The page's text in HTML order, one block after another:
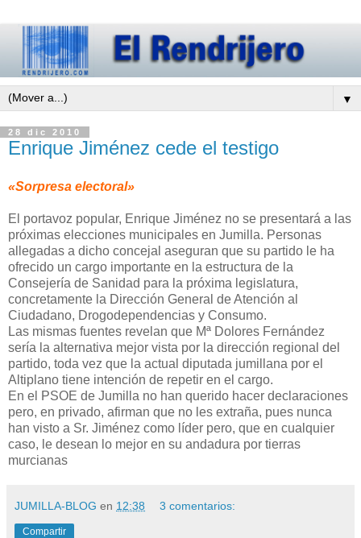
▼
28 dic 2010
Enrique Jiménez cede el testigo
«Sorpresa electoral»
El portavoz popular, Enrique Jiménez no se presentará a las
próximas elecciones municipales en Jumilla. Personas
allegadas a dicho concejal aseguran que su partido le ha
ofrecido un cargo importante en la estructura de la
Consejería de Sanidad para la próxima legislatura,
concretamente la Dirección General de Atención al
Ciudadano, Drogodependencias y Consumo.
Las mismas fuentes revelan que Mª Dolores Fernández
sería la alternativa mejor vista por la dirección regional del
partido, toda vez que la actual diputada jumillana por el
Altiplano tiene intención de repetir en el cargo.
En el PSOE de Jumilla no han querido hacer declaraciones
pero, en privado, afirman que no les extraña, pues nunca
han visto a Sr. Jiménez como líder pero, que en cualquier
caso, le desean lo mejor en su andadura por tierras
murcianas
JUMILLA-BLOG en 12:38 3 comentarios:
Compartir